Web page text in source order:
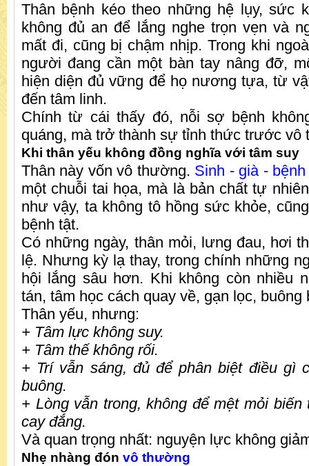
Thân bệnh kéo theo những hệ lụy, sức
không đủ an để lắng nghe trọn vẹn và
mất đi, cũng bị chậm nhịp. Trong khi
người đang cần một bàn tay nâng đỡ,
hiện diện đủ vững để họ nương tựa, từ
đến tâm linh.
Chính từ cái thấy đó, nỗi sợ bệnh
quáng, mà trở thành sự tỉnh thức trước vô
Khi thân yếu không đồng nghĩa với tâm suy
Thân này vốn vô thường. Sinh - già -
một chuỗi tai họa, mà là bản chất tự
như vậy, ta không tô hồng sức khỏe,
bệnh tật.
Có những ngày, thân mỏi, lưng đau, hơi
lệ. Nhưng kỳ lạ thay, trong chính những
hội lắng sâu hơn. Khi không còn nhiều
tán, tâm học cách quay về, gạn lọc,
Thân yếu, nhưng:
+ Tâm lực không suy.
+ Tâm thế không rối.
+ Trí vẫn sáng, đủ để phân biệt điều gì
buông.
+ Lòng vẫn trong, không để mệt mỏi biến
cay đắng.
Và quan trọng nhất: nguyện lực không
Nhẹ nhàng đón vô thường